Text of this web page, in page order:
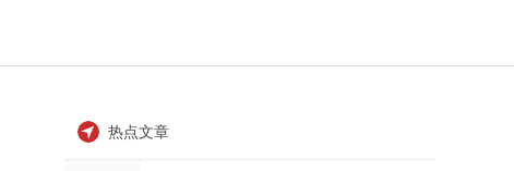
热点文章